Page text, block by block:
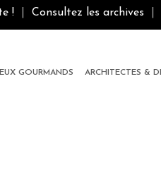
! Consultez les archives
GOURMANDS ARCHITECTES &